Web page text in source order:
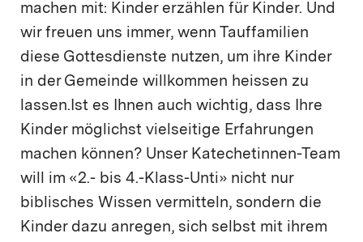
machen mit: Kinder erzählen für Kinder. Und
wir freuen uns immer, wenn Tauffamilien
diese Gottesdienste nutzen, um ihre Kinder
in der Gemeinde willkommen heissen zu
lassen.Ist es Ihnen auch wichtig, dass Ihre
Kinder möglichst vielseitige Erfahrungen
machen können? Unser Katechetinnen-Team
will im «2.- bis 4.-Klass-Unti» nicht nur
biblisches Wissen vermitteln, sondern die
Kinder dazu anregen, sich selbst mit ihrem